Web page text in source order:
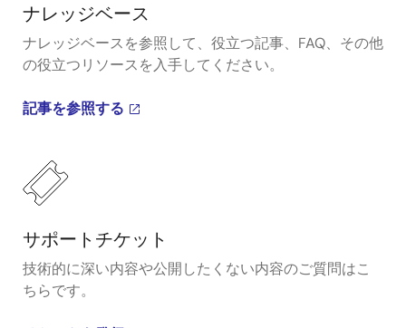
ナレッジベース
ナレッジベースを参照して、役立つ記事、FAQ、その他
の役立つリソースを入手してください。
記事を参照する
サポートチケット
技術的に深い内容や公開したくない内容のご質問はこ
ちらです。